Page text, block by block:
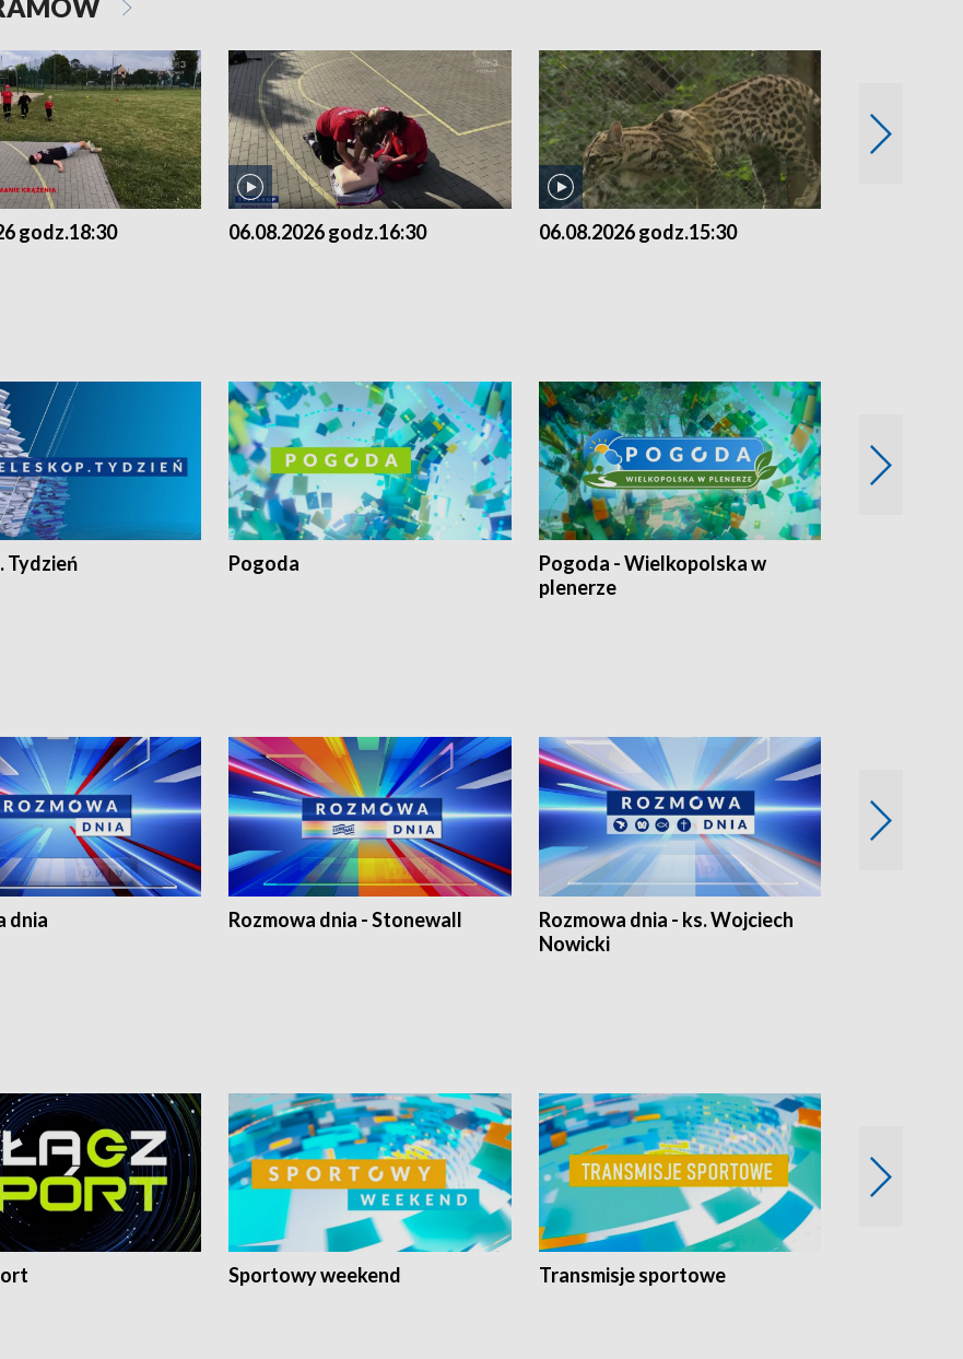
godz.18:30 06.08.2026 godz.16:30 06.08.2026 godz.15:30
Tydzień Pogoda
Pogoda - Wielkopolska w
plenerze
dnia Rozmowa dnia - Stonewall
Rozmowa dnia - ks. Wojciech
Nowicki
Sportowy weekend Transmisje sportowe